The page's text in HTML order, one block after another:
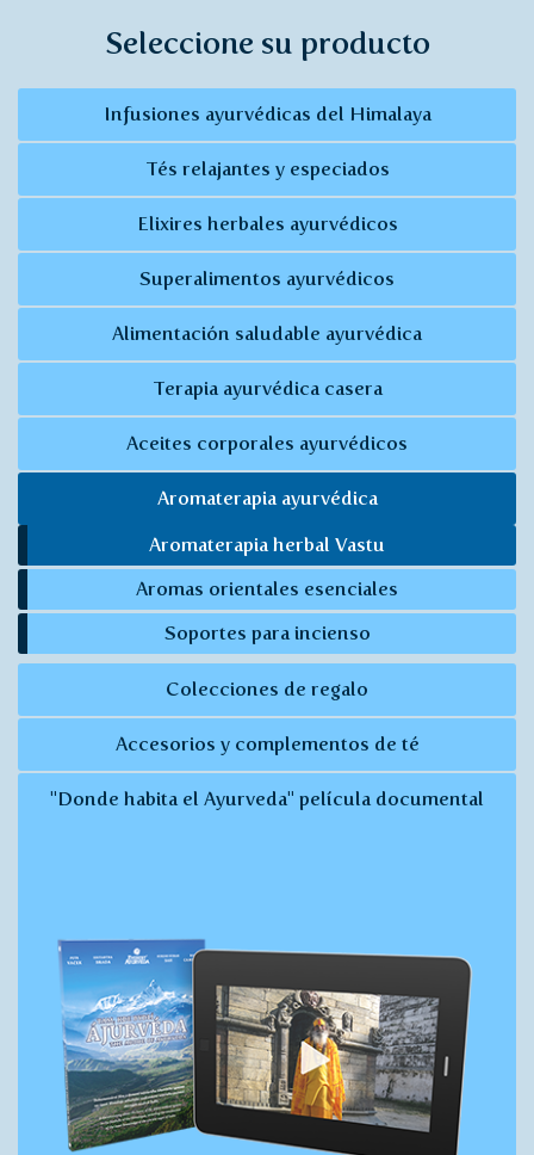
Seleccione su producto
Infusiones ayurvédicas del Himalaya
Tés relajantes y especiados
Elixires herbales ayurvédicos
Superalimentos ayurvédicos
Alimentación saludable ayurvédica
Terapia ayurvédica casera
Aceites corporales ayurvédicos
Aromaterapia ayurvédica
Aromaterapia herbal Vastu
Aromas orientales esenciales
Soportes para incienso
Colecciones de regalo
Accesorios y complementos de té
"Donde habita el Ayurveda" película documental